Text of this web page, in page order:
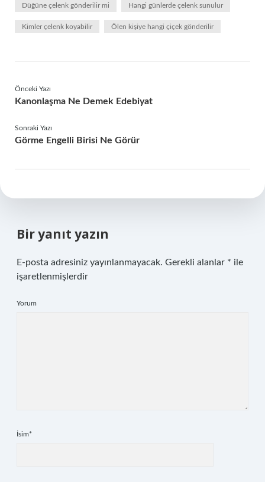
Düğüne çelenk gönderilir mi Hangi günlerde çelenk sunulur
Kimler çelenk koyabilir Ölen kişiye hangi çiçek gönderilir
Önceki Yazı
Kanonlaşma Ne Demek Edebiyat
Sonraki Yazı
Görme Engelli Birisi Ne Görür
Bir yanıt yazın
E-posta adresiniz yayınlanmayacak. Gerekli alanlar * ile
işaretlenmişlerdir
Yorum
İsim*